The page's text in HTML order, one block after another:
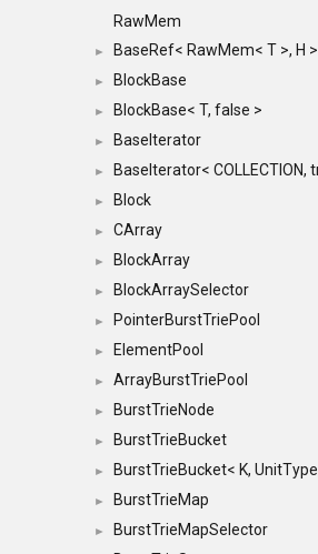
RawMem
► BaseRef< RawMem< T >, H >
► BlockBase
► BlockBase< T, false >
► BaseIterator
► BaseIterator< COLLECTION,
► Block
► CArray
► BlockArray
► BlockArraySelector
► PointerBurstTriePool
► ElementPool
► ArrayBurstTriePool
► BurstTrieNode
► BurstTrieBucket
► BurstTrieBucket< K, UnitType,
► BurstTrieMap
►
BurstTrieMapSelector